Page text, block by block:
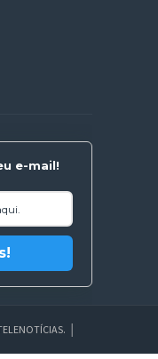
e-mail!